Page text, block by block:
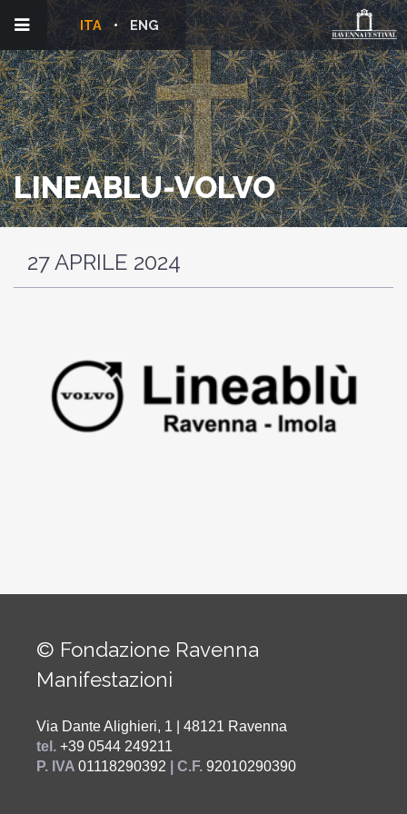
ENG
ITA
LINEABLU-VOLVO
27 APRILE 2024
© Fondazione Ravenna
Manifestazioni
Via Dante Alighieri, 1 | 48121 Ravenna
tel. +39 0544 249211
P. IVA 01118290392 | C.F. 92010290390